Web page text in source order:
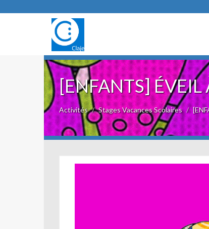
[ENFANTS] ÉVEIL
Activités Stages Vacances Scolaires